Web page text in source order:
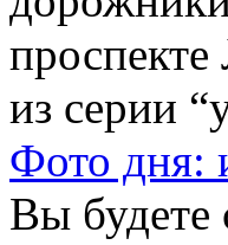
из серии
Фото дня:
Вы будете